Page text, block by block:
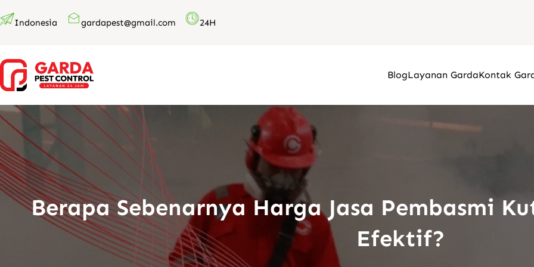
ke Indonesia gardapest@gmail.com 24H
BlogLayanan GardaKontak
Berapa Sebenarnya Harga Jasa Pembasmi
Efektif?